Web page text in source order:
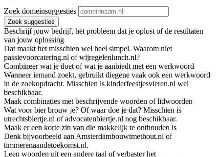
Zoek domeinsuggesties
Zoek suggesties
Beschrijf jouw bedrijf, het probleem dat je oplost of de resultaten
van jouw oplossing
Dat maakt het misschien wel heel simpel. Waarom niet
passievoorcatering.nl of wijregelenlunch.nl?
Combineer wat je doet of wat je aanbiedt met een werkwoord
Wanneer iemand zoekt, gebruikt diegene vaak ook een werkwoord
in de zoekopdracht. Misschien is kinderfeestjesvieren.nl wel
beschikbaar.
Maak combinaties met beschrijvende woorden of lidwoorden
Wat voor bier brouw je? Of waar doe je dat? Misschien is
utrechtsbiertje.nl of advocatenbiertje.nl nog beschikbaar.
Maak er een korte zin van die makkelijk te onthouden is
Denk bijvoorbeeld aan Amsterdambouwtmethout.nl of
timmerenaandetoekomst.nl.
Leen woorden uit een andere taal of verbaster het